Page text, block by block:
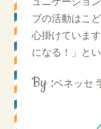
ブの活動はこ
心掛けていま
になる！」と
By :ベネッセ